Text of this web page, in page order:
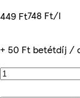
449 Ft748 Ft/l
+ 50 Ft betétdíj /